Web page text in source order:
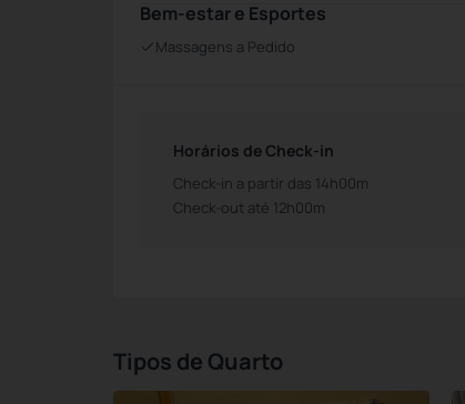
Bem-estar e Esportes
Massagens a Pedido
Horários de Check-in
Check-in a partir das 14h00m
Check-out até 12h00m
Tipos de Quarto